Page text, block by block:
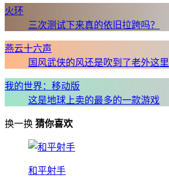
火环
三次测试下来真的依旧拉跨吗？
燕云十六声
国风武侠的风还是吹到了老外这里
我的世界：移动版
这是地球上卖的最多的一款游戏
换一换 猜你喜欢
和平射手